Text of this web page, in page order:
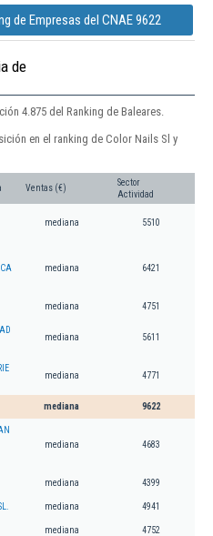
de Empresas del CNAE 9622
de
4.875 del Ranking de Baleares.
en el ranking de Color Nails Sl y
Ventas (€)
Sector
Actividad
mediana 5510
mediana 6421
mediana 4751
mediana 5611
mediana 4771
mediana 9622
mediana 4683
mediana 4399
mediana 4941
mediana 4752